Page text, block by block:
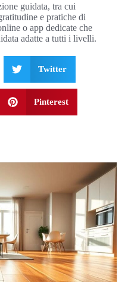
guidata, tra cui
e pratiche di
o app dedicate che
adatte a tutti i livelli.
Twitter
Pinterest